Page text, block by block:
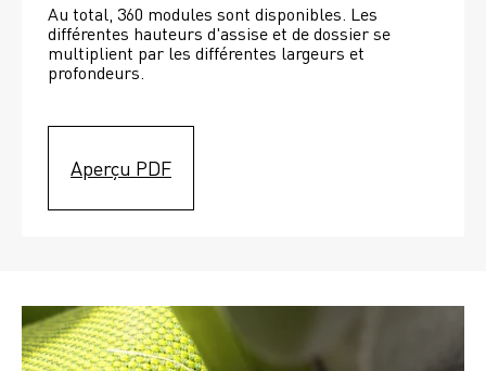
Au total, 360 modules sont disponibles. Les
différentes hauteurs d'assise et de dossier se
multiplient par les différentes largeurs et
profondeurs.
Aperçu PDF